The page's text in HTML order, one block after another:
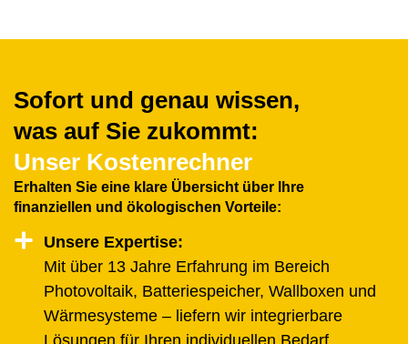
Sofort und genau wissen,
was auf Sie zukommt:
Unser Kostenrechner
Erhalten Sie eine klare Übersicht über lhre
finanziellen und ökologischen Vorteile:
Unsere Expertise:
Mit über 13 Jahre Erfahrung im Bereich
Photovoltaik, Batteriespeicher, Wallboxen und
Wärmesysteme – liefern wir integrierbare
Lösungen für Ihren individuellen Bedarf.